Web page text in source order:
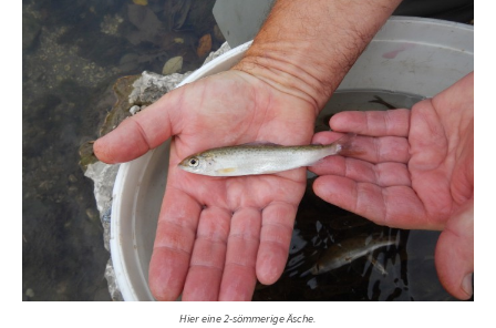
Hier eine 2-sömmerige Äsche.